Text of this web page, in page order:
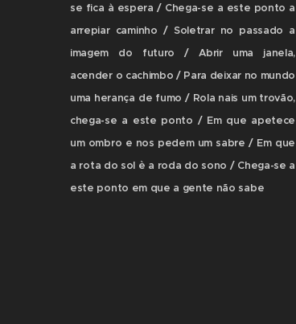
se fica à espera / Chega-se a este ponto a
arrepiar caminho / Soletrar no passado a
imagem do futuro / Abrir uma janela,
acender o cachimbo / Para deixar no mundo
uma herança de fumo / Rola nais um trovão,
chega-se a este ponto / Em que apetece
um ombro e nos pedem um sabre / Em que
a rota do sol è a roda do sono / Chega-se a
este ponto em que a gente não sabe